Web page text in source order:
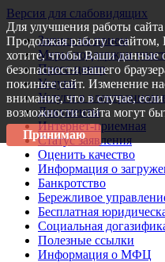
Версия для слабовидящих
Запись на прием
Меры поддержки
Пресс-центр
Услуги
Услуги в электронном
Документы
Интернет-приемная
Статус заявления
Оценить качество
Информация о
Банкротство
Бережливое
Бесплатная
Социальная
Полезные ссылки
Информация о МФЦ
Для улучшения работы
Продолжая работу с
хотите, чтобы Ваши данные
безопасности вашего
покиньте сайт. Изменение
внимание, что в случае,
возможности сайта могут
Принимаю